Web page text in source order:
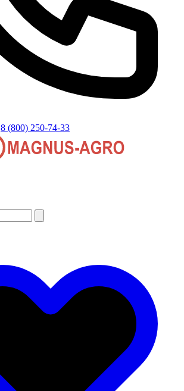
8 (800) 250-74-33